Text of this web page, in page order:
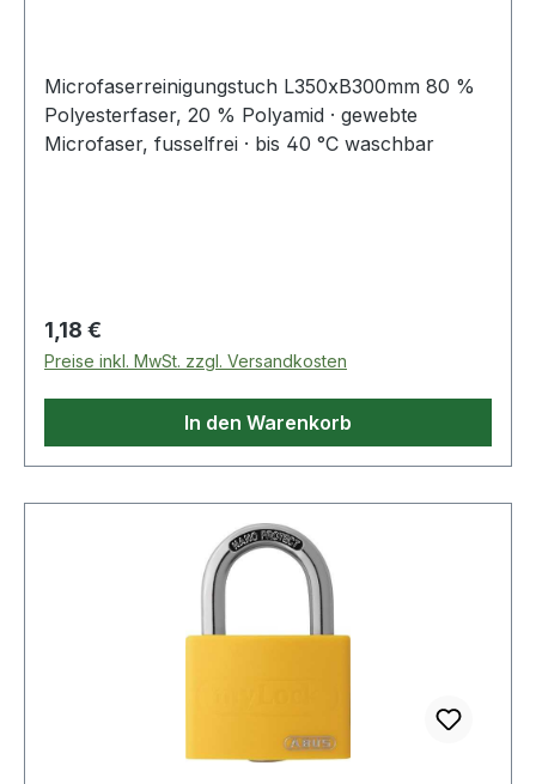
Microfaserreinigungstuch L350xB300mm 80 %
Polyesterfaser, 20 % Polyamid · gewebte
Microfaser, fusselfrei · bis 40 °C waschbar
Regulärer Preis:
1,18 €
Preise inkl. MwSt. zzgl. Versandkosten
In den Warenkorb